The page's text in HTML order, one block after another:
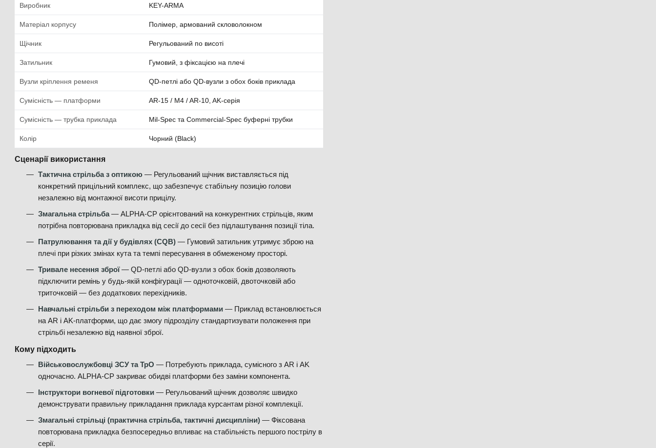
Виробник KEY-ARMA
Матеріал корпусу Полімер, армований скловолокном
Щічник Регульований по висоті
Затильник Гумовий, з фіксацією на плечі
Вузли кріплення ременя QD-петлі або QD-вузли з обох боків приклада
Сумісність — платформи AR-15 / M4 / AR-10, AK-серія
Сумісність — трубка приклада Mil-Spec та Commercial-Spec буферні трубки
Колір Чорний (Black)
Сценарії використання
Тактична стрільба з оптикою — Регульований щічник виставляється під
конкретний прицільний комплекс, що забезпечує стабільну позицію голови
незалежно від монтажної висоти прицілу.
Змагальна стрільба— ALPHA-CP орієнтований на конкурентних стрільців, яким
потрібна повторювана прикладка від сесії до сесії без підлаштування позиції тіла.
Патрулювання та дії у будівлях (CQB) — Гумовий затильник утримує зброю на
плечі при різких змінах кута та темпі пересування в обмеженому просторі.
Тривале несення зброї— QD-петлі або QD-вузли з обох боків дозволяють
підключити ремінь у будь-якій конфігурації — одноточковій, двоточковій або
триточковій — без додаткових перехідників.
Навчальні стрільби з переходом між платформами — Приклад встановлюється
на AR і AK-платформи, що дає змогу підрозділу стандартизувати положення при
стрільбі незалежно від наявної зброї.
Кому підходить
Військовослужбовці ЗСУ та ТрО — Потребують приклада, сумісного з AR і AK
одночасно. ALPHA-CP закриває обидві платформи без заміни компонента.
Інструктори вогневої підготовки — Регульований щічник дозволяє швидко
демонструвати правильну прикладання приклада курсантам різної комплекції.
Змагальні стрільці (практична стрільба, тактичні дисципліни) — Фіксована
повторювана прикладка безпосередньо впливає на стабільність першого пострілу в
серії.